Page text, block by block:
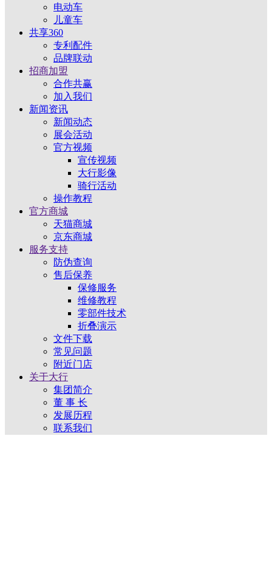
电动车
儿童车
共享360
专利配件
品牌联动
招商加盟
合作共赢
加入我们
新闻资讯
新闻动态
展会活动
官方视频
宣传视频
大行影像
骑行活动
操作教程
官方商城
天猫商城
京东商城
服务支持
防伪查询
售后保养
保修服务
维修教程
零部件技术
折叠演示
文件下载
常见问题
附近门店
关于大行
集团简介
董 事 长
发展历程
联系我们